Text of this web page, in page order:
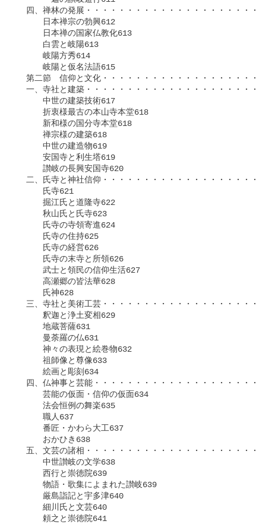
四、禅林の発展・・・・・・・・・・・・・・・・・・・・・
日本禅宗の勃興612
日本禅の国家仏教化613
白雲と岐陽613
岐陽方秀614
岐陽と仮名法語615
第二節　信仰と文化・・・・・・・・・・・・・・・・・・・
一、寺社と建築・・・・・・・・・・・・・・・・・・・・・
中世の建築技術617
折衷様最古の本山寺本堂618
新和様の国分寺本堂618
禅宗様の建築618
中世の建造物619
安国寺と利生塔619
讃岐の長興安国寺620
二、氏寺と神社信仰・・・・・・・・・・・・・・・・・・・
氏寺621
掘江氏と道隆寺622
秋山氏と氏寺623
氏寺の寺領寄進624
氏寺の住持625
氏寺の経営626
氏寺の末寺と所領626
武士と領民の信仰生活627
高瀬郷の皆法華628
氏神628
三、寺社と美術工芸・・・・・・・・・・・・・・・・・・・
釈迦と浄土変相629
地蔵菩薩631
曼荼羅の仏631
神々の表現と絵巻物632
祖師像と尊像633
絵画と彫刻634
四、仏神事と芸能・・・・・・・・・・・・・・・・・・・・
芸能の仮面・信仰の仮面634
法会恒例の舞楽635
職人637
番匠・かわら大工637
おかひき638
五、文芸の諸相・・・・・・・・・・・・・・・・・・・・・
中世讃岐の文学638
西行と崇徳院639
物語・歌集によまれた讃岐639
厳島詣記と宇多津640
細川氏と文芸640
頼之と崇徳院641